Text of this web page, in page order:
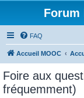
Forum
FAQ
Accueil MOOC
Foire aux
fréquemment)